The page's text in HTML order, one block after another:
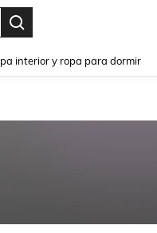
interior y ropa para dormir